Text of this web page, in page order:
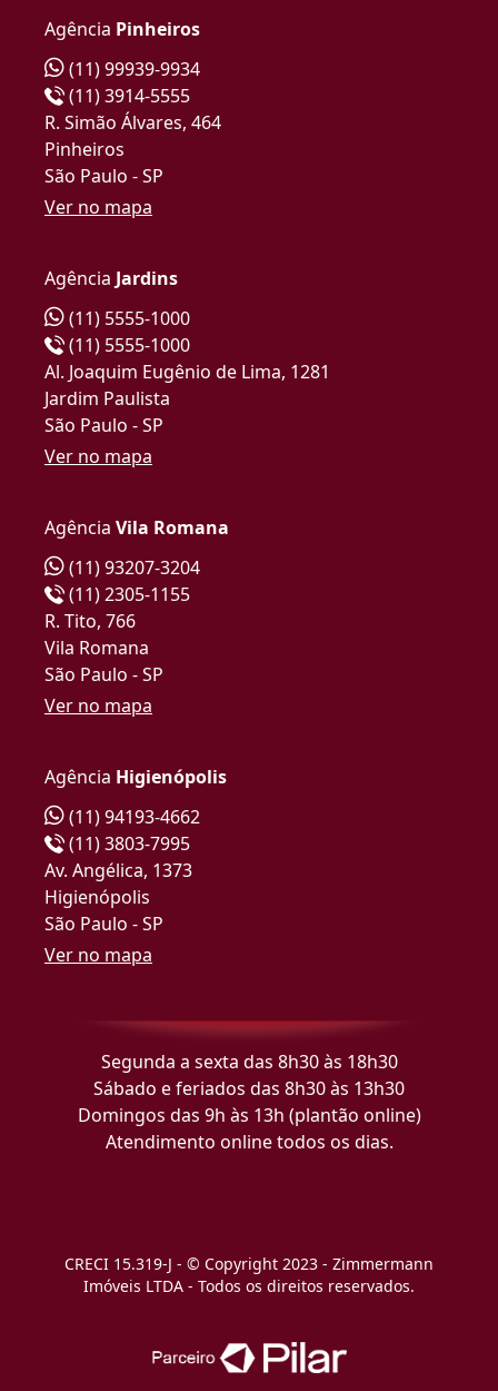
Agência Pinheiros
(11) 99939-9934
(11) 3914-5555
R. Simão Álvares, 464
Pinheiros
São Paulo - SP
Ver no mapa
Agência Jardins
(11) 5555-1000
(11) 5555-1000
Al. Joaquim Eugênio de Lima, 1281
Jardim Paulista
São Paulo - SP
Ver no mapa
Agência Vila Romana
(11) 93207-3204
(11) 2305-1155
R. Tito, 766
Vila Romana
São Paulo - SP
Ver no mapa
Agência Higienópolis
(11) 94193-4662
(11) 3803-7995
Av. Angélica, 1373
Higienópolis
São Paulo - SP
Ver no mapa
Segunda a sexta das 8h30 às 18h30
Sábado e feriados das 8h30 às 13h30
Domingos das 9h às 13h (plantão online)
Atendimento online todos os dias.
CRECI 15.319-J - © Copyright 2023 - Zimmermann
Imóveis LTDA - Todos os direitos reservados.